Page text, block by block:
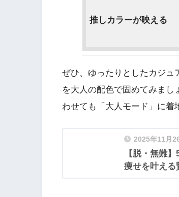
推しカラーが映える
ぜひ、ゆったりとしたカジュ
を大人の配色で固めてみま
わせても「大人モード」に着
2025年11月
【脱・無難
痩せを叶える